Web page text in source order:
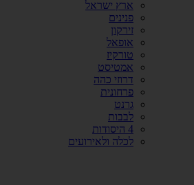
ארץ ישראל
פנינים
זירקון
אופאל
טורקיז
אמטיסט
דרוזי כהה
פרחונית
גרנט
לבבות
4 היסודות
לכלה ולאירועים